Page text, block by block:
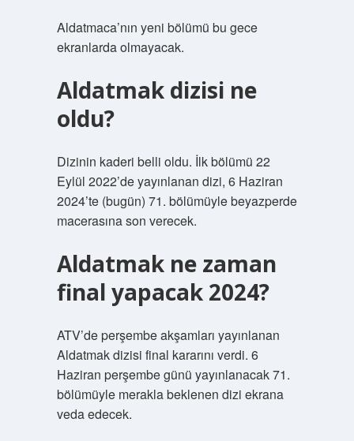
Aldatmaca’nın yeni bölümü bu gece
ekranlarda olmayacak.
Aldatmak dizisi ne
oldu?
Dizinin kaderi belli oldu. İlk bölümü 22
Eylül 2022’de yayınlanan dizi, 6 Haziran
2024’te (bugün) 71. bölümüyle beyazperde
macerasına son verecek.
Aldatmak ne zaman
final yapacak 2024?
ATV’de perşembe akşamları yayınlanan
Aldatmak dizisi final kararını verdi. 6
Haziran perşembe günü yayınlanacak 71.
bölümüyle merakla beklenen dizi ekrana
veda edecek.